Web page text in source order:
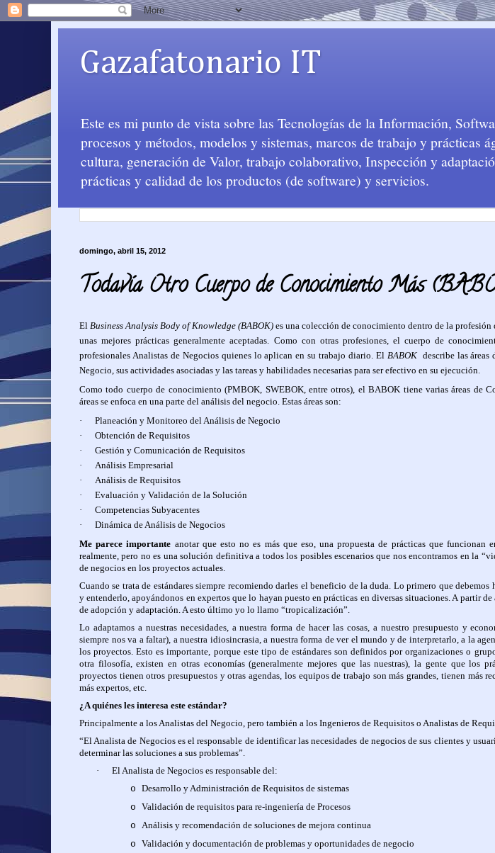
Gazafatonario IT
Este es mi punto de vista sobre las Tecnologías de la Información,
procesos y métodos, modelos y sistemas, marcos de trabajo y
cultura, generación de Valor, trabajo colaborativo, Inspección y
prácticas y calidad de los productos (de software) y servicios.
domingo, abril 15, 2012
Todavía Otro Cuerpo de Conocimiento Más
El Business Analysis Body of Knowledge (BABOK) es una colección de conocimiento dentro de la
unas mejores prácticas generalmente aceptadas. Como con otras profesiones, el cuerpo de
profesionales Analistas de Negocios quienes lo aplican en su trabajo diario. El BABOK describe las
Negocio, sus actividades asociadas y las tareas y habilidades necesarias para ser efectivo en su ejecución.
Como todo cuerpo de conocimiento (PMBOK, SWEBOK, entre otros), el BABOK tiene varias áreas de
áreas se enfoca en una parte del análisis del negocio. Estas áreas son:
·
Planeación y Monitoreo del Análisis de Negocio
·
Obtención de Requisitos
·
Gestión y Comunicación de Requisitos
·
Análisis Empresarial
·
Análisis de Requisitos
·
Evaluación y Validación de la Solución
·
Competencias Subyacentes
·
Dinámica de Análisis de Negocios
Me parece importante anotar que esto no es más que eso, una propuesta de prácticas que funcionan
realmente, pero no es una solución definitiva a todos los posibles escenarios que nos encontramos en la
de negocios en los proyectos actuales.
Cuando se trata de estándares siempre recomiendo darles el beneficio de la duda. Lo primero que debemos
y entenderlo, apoyándonos en expertos que lo hayan puesto en prácticas en diversas situaciones. A partir
de adopción y adaptación. A esto último yo lo llamo “tropicalización”.
Lo adaptamos a nuestras necesidades, a nuestra forma de hacer las cosas, a nuestro presupuesto y
siempre nos va a faltar), a nuestra idiosincrasia, a nuestra forma de ver el mundo y de interpretarlo, a la
los proyectos. Esto es importante, porque este tipo de estándares son definidos por organizaciones o
otra filosofía, existen en otras economías (generalmente mejores que las nuestras), la gente que los
proyectos tienen otros presupuestos y otras agendas, los equipos de trabajo son más grandes, tienen más
más expertos, etc.
¿A quiénes les interesa este estándar?
Principalmente a los Analistas del Negocio, pero también a los Ingenieros de Requisitos o Analistas de
“El Analista de Negocios es el responsable de identificar las necesidades de negocios de sus clientes y
determinar las soluciones a sus problemas”.
·
El Analista de Negocios es responsable del:
o Desarrollo y Administración de Requisitos de sistemas
o Validación de requisitos para re-ingeniería de Procesos
o Análisis y recomendación de soluciones de mejora continua
o Validación y documentación de problemas y oportunidades de negocio